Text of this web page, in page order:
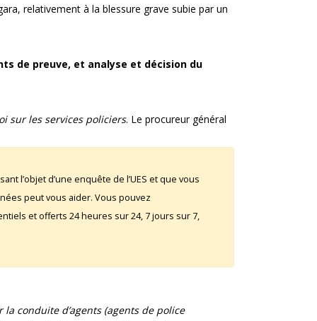
relativement à la blessure grave subie par un
de preuve, et analyse et décision du
sur les services policiers. Le procureur général
l’objet d’une enquête de l’UES et que vous
peut vous aider. Vous pouvez
et offerts 24 heures sur 24, 7 jours sur 7,
conduite d’agents (agents de police